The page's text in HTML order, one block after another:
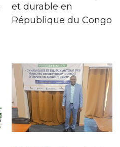
et durable en
République du Congo